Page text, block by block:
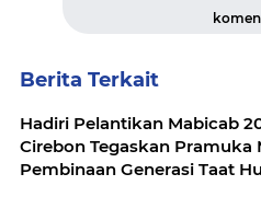
Berita Terkait
Hadiri Pelantikan Mabicab
Cirebon Tegaskan Pramuka
Pembinaan Generasi Taat